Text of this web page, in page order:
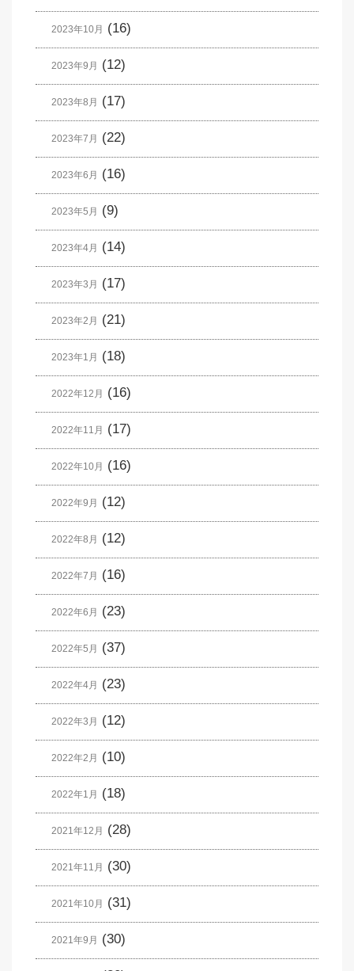
2023年10月 (16)
2023年9月 (12)
2023年8月 (17)
2023年7月 (22)
2023年6月 (16)
2023年5月 (9)
2023年4月 (14)
2023年3月 (17)
2023年2月 (21)
2023年1月 (18)
2022年12月 (16)
2022年11月 (17)
2022年10月 (16)
2022年9月 (12)
2022年8月 (12)
2022年7月 (16)
2022年6月 (23)
2022年5月 (37)
2022年4月 (23)
2022年3月 (12)
2022年2月 (10)
2022年1月 (18)
2021年12月 (28)
2021年11月 (30)
2021年10月 (31)
2021年9月 (30)